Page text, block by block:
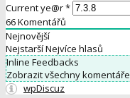
Current ye@r*
66Komentářů
Nejnovější
NejstaršíNejvíce hlasů
Inline Feedbacks
Zobrazit všechny komentáře
wpDiscuz